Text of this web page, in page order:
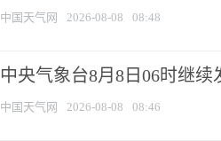
中国天气网 2026-08-08 08:48
中央气象台8月8日06时继
中国天气网 2026-08-08 08:46